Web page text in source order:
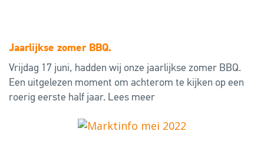
Jaarlijkse zomer BBQ.
Vrijdag 17 juni, hadden wij onze jaarlijkse zomer BBQ.
Een uitgelezen moment om achterom te kijken op een
roerig eerste half jaar. Lees meer